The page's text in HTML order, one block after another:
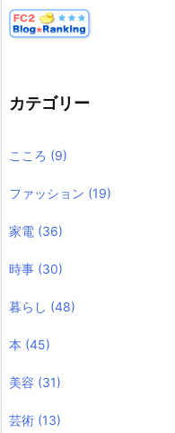
カテゴリー
こころ (9)
ファッション (19)
家電 (36)
時事 (30)
暮らし (48)
本 (45)
美容 (31)
芸術 (13)